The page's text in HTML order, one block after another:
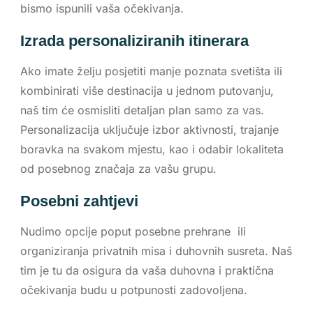
bismo ispunili vaša očekivanja.
Izrada personaliziranih itinerara
Ako imate želju posjetiti manje poznata svetišta ili
kombinirati više destinacija u jednom putovanju,
naš tim će osmisliti detaljan plan samo za vas.
Personalizacija uključuje izbor aktivnosti, trajanje
boravka na svakom mjestu, kao i odabir lokaliteta
od posebnog značaja za vašu grupu.
Posebni zahtjevi
Nudimo opcije poput posebne prehrane ili
organiziranja privatnih misa i duhovnih susreta. Naš
tim je tu da osigura da vaša duhovna i praktična
očekivanja budu u potpunosti zadovoljena.